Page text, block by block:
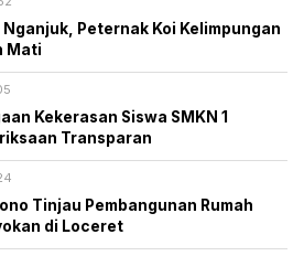
Nganjuk, Peternak Koi Kelimpungan
Mati
Kekerasan Siswa SMKN 1
Transparan
Tinjau Pembangunan Rumah
di Loceret